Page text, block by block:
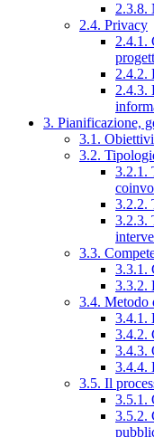
2.3.8.
2.4. Privacy
2.4.1.
2.4.2.
2.4.3.
3. Pianificazione,
3.1.
3.2.
3.2.1.
3.2.2.
3.2.3.
3.3.
3.3.1.
3.3.2.
3.4. Metodo
3.4.1.
3.4.2.
3.4.3.
3.4.4.
3.5. Il
3.5.1.
3.5.2.